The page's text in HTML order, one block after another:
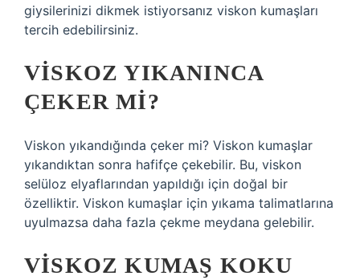
giysilerinizi dikmek istiyorsanız viskon kumaşları
tercih edebilirsiniz.
VISKOZ YIKANINCA
ÇEKER MI?
Viskon yıkandığında çeker mi? Viskon kumaşlar
yıkandıktan sonra hafifçe çekebilir. Bu, viskon
selüloz elyaflarından yapıldığı için doğal bir
özelliktir. Viskon kumaşlar için yıkama talimatlarına
uyulmazsa daha fazla çekme meydana gelebilir.
VISKOZ KUMAŞ KOKU